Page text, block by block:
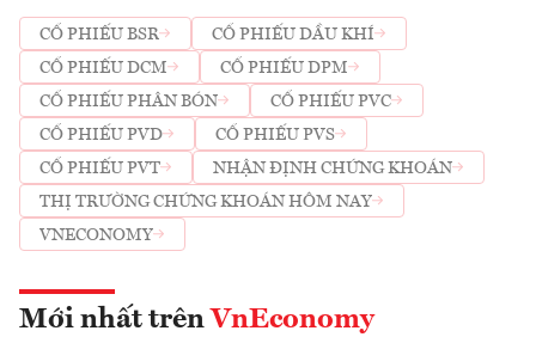
CỔ PHIẾU BSR
CỔ PHIẾU DẦU KHÍ
CỔ PHIẾU DCM
CỔ PHIẾU DPM
CỔ PHIẾU PHÂN BÓN
CỔ PHIẾU PVC
CỔ PHIẾU PVD
CỔ PHIẾU PVS
CỔ PHIẾU PVT
NHẬN ĐỊNH CHỨNG KHOÁN
THỊ TRƯỜNG CHỨNG KHOÁN HÔM NAY
VNECONOMY
Mới nhất trên VnEconomy